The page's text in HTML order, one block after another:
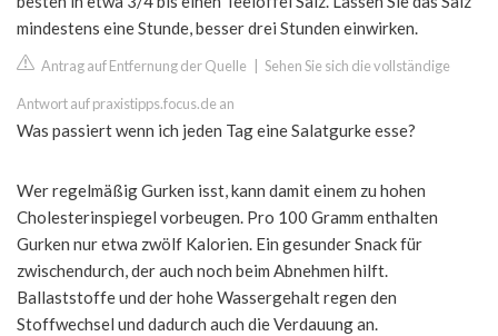
mindestens eine Stunde, besser drei Stunden einwirken.
Antrag auf Entfernung der Quelle Sehen Sie sich die vollständige
Antwort auf praxistipps.focus.de an
Was passiert wenn ich jeden Tag eine Salatgurke esse?
Wer regelmäßig Gurken isst, kann damit einem zu hohen
Cholesterinspiegel vorbeugen. Pro 100 Gramm enthalten
Gurken nur etwa zwölf Kalorien. Ein gesunder Snack für
zwischendurch, der auch noch beim Abnehmen hilft.
Ballaststoffe und der hohe Wassergehalt regen den
Stoffwechsel und dadurch auch die Verdauung an.